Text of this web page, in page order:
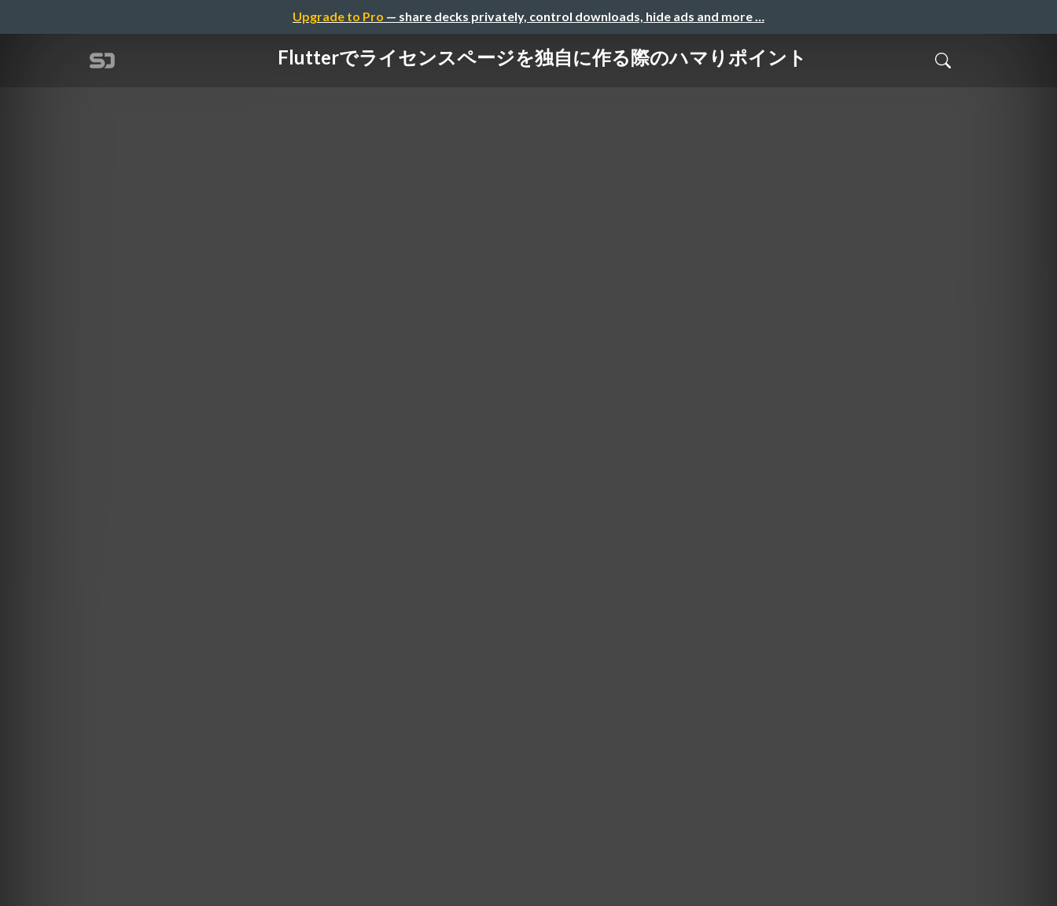
Upgrade to Pro — share decks privately, control downloads, hide ads and more …
Flutterでライセンスページを独自に作る際のハマりポイント